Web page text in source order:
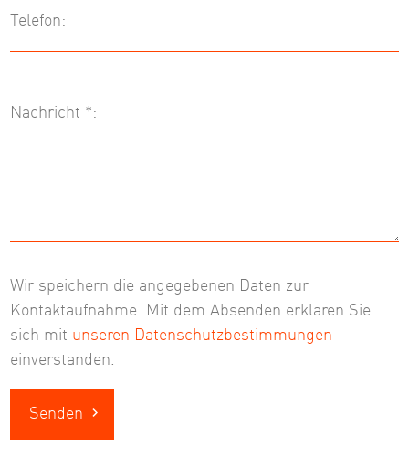
Telefon:
Nachricht *:
Wir speichern die angegebenen Daten zur
Kontaktaufnahme. Mit dem Absenden erklären Sie
sich mit unseren Datenschutzbestimmungen
einverstanden.
Senden